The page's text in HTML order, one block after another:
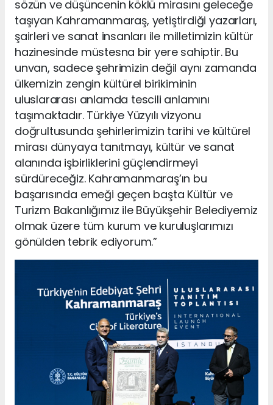
sözün ve düşüncenin köklü mirasını geleceğe
taşıyan Kahramanmaraş, yetiştirdiği yazarları,
şairleri ve sanat insanları ile milletimizin kültür
hazinesinde müstesna bir yere sahiptir. Bu
unvan, sadece şehrimizin değil aynı zamanda
ülkemizin zengin kültürel birikiminin
uluslararası anlamda tescili anlamını
taşımaktadır. Türkiye Yüzyılı vizyonu
doğrultusunda şehirlerimizin tarihi ve kültürel
mirası dünyaya tanıtmayı, kültür ve sanat
alanında işbirliklerini güçlendirmeyi
sürdüreceğiz. Kahramanmaraş’ın bu
başarısında emeği geçen başta Kültür ve
Turizm Bakanlığımız ile Büyükşehir Belediyemiz
olmak üzere tüm kurum ve kuruluşlarımızı
gönülden tebrik ediyorum.”